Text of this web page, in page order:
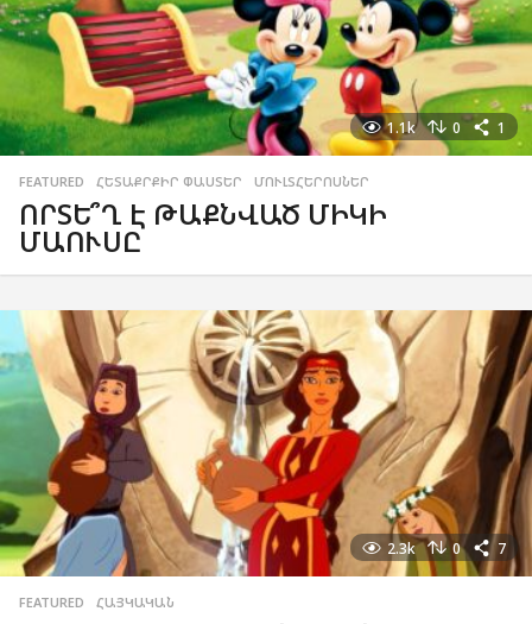
1.1k 0 1
FEATURED ,ՀԵՏԱՔՐՔԻՐ ՓԱՍՏԵՐ ,ՄՈՒԼՏՀԵՐՈՍՆԵՐ
ՈՐՏԵ՞Ղ Է ԹԱՔՆՎԱԾ ՄԻԿԻ
ՄԱՈՒՍԸ
2.3k 0 7
FEATURED ,ՀԱՅԿԱԿԱՆ